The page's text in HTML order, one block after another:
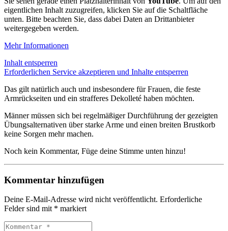
eigentlichen Inhalt zuzugreifen, klicken Sie auf die Schaltfläche
unten. Bitte beachten Sie, dass dabei Daten an Drittanbieter
weitergegeben werden.
Mehr Informationen
Inhalt entsperren
Erforderlichen Service akzeptieren und Inhalte entsperren
Das gilt natürlich auch und insbesondere für Frauen, die feste
Armrückseiten und ein strafferes Dekolleté haben möchten.
Männer müssen sich bei regelmäßiger Durchführung der gezeigten
Übungsalternativen über starke Arme und einen breiten Brustkorb
keine Sorgen mehr machen.
Noch kein Kommentar, Füge deine Stimme unten hinzu!
Kommentar hinzufügen
Deine E-Mail-Adresse wird nicht veröffentlicht. Erforderliche
Felder sind mit * markiert
Kommentar